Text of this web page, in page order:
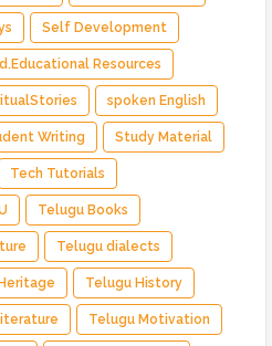
Self Development
Resources
spoken English
Writing Study Material
Tech Tutorials
Telugu Books
Telugu dialects
Telugu History
Telugu Motivation